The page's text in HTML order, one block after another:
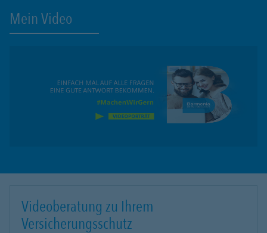
Mein Video
Videoberatung zu Ihrem
Versicherungsschutz